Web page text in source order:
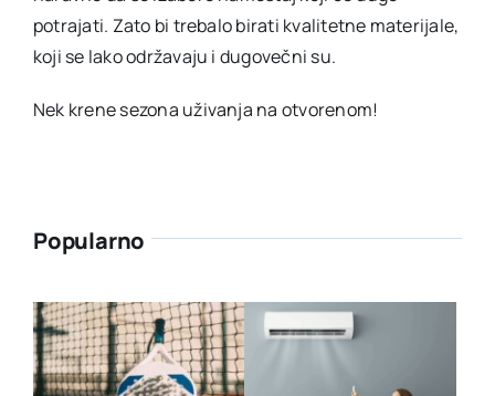
potrajati. Zato bi trebalo birati kvalitetne materijale,
koji se lako održavaju i dugovečni su.
Nek krene sezona uživanja na otvorenom!
Popularno